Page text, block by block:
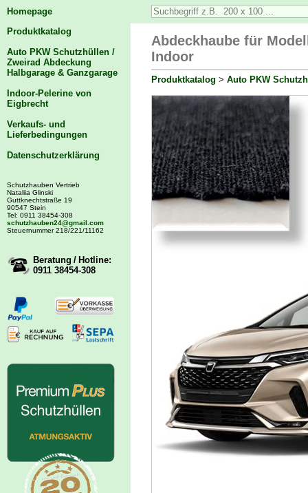
Homepage
Produktkatalog
Auto PKW Schutzhüllen /
Zweirad Abdeckung
Halbgarage & Ganzgarage
Indoor-Pelerine von
Eigbrecht
Verkaufs- und
Lieferbedingungen
Datenschutzerklärung
Schutzhauben Vertrieb
Nataliia Glinski
Guttknechtstraße 19
90547 Stein
Tel: 0911 38454-308
schutzhauben24@gmail.com
Steuernummer 218/221/11162
Beratung / Hotline:
0911 38454-308
Abdeckhaube für
Indoor
Produktkatalog > Auto PKW